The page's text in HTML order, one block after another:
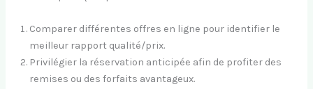
Comparer différentes offres en ligne pour identifier le
meilleur rapport qualité/prix.
Privilégier la réservation anticipée afin de profiter des
remises ou des forfaits avantageux.